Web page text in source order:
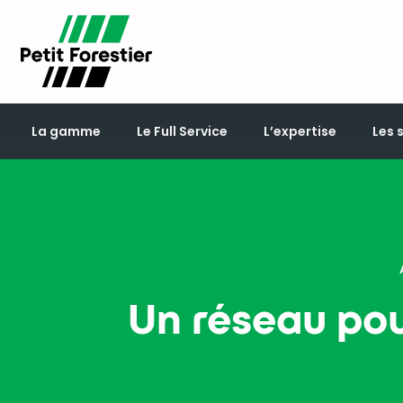
La gamme Le Full Service L’expertise Les
Un réseau